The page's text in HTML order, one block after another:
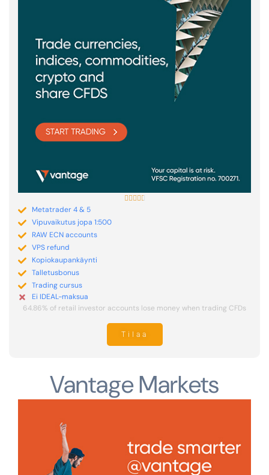

Metatrader 4 & 5
Vipuvaikutus jopa 1:500
RAW ECN accounts
VPS refund
Kopiokaupankäynti
Talletusbonus
Trading cursus
Ei IDEAL-maksua
64.86% of retail investor accounts lose money when trading CFDs
Tilaa
Vantage Markets